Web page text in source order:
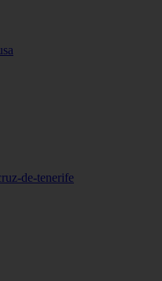
de-tenerife